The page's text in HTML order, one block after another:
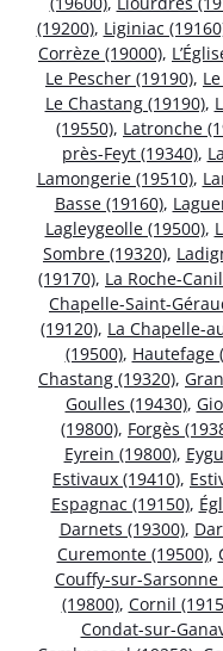
(19200), Liginiac
Corrèze (19000),
Le Pescher (19190),
Le Chastang (19190),
(19550), Latronche
près-Feyt (19340),
Lamongerie (19510),
Basse (19160),
Lagleygeolle (19500),
Sombre (19320),
(19170), La Roche-
Chapelle-Saint-
(19120), La Chapelle-
(19500), Hautefage
Chastang (19320),
Goulles (19430),
(19800), Forgès
Eyrein (19800),
Estivaux (19410),
Espagnac (19150),
Darnets (19300),
Curemonte (19500),
Couffy-sur-Sarsonne
(19800), Cornil
Condat-sur-